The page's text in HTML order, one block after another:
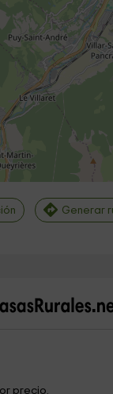
Generar
precio.